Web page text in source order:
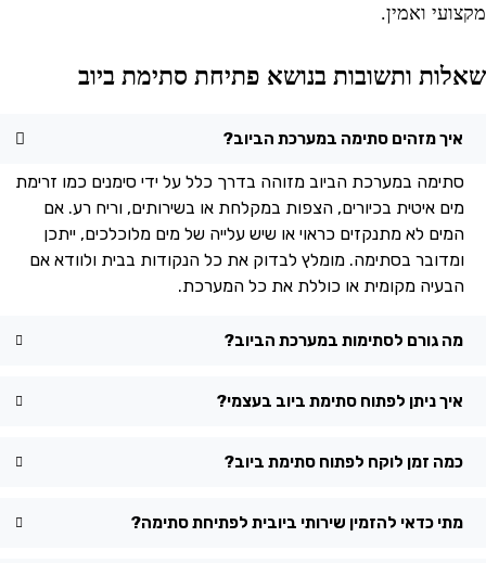
ואמין.
ותשובות בנושא פתיחת סתימת ביוב
איך מזהים סתימה במערכת הביוב?
סתימה במערכת הביוב מזוהה בדרך כלל על ידי סימנים כמו זרימת
מים איטית בכיורים, הצפות במקלחת או בשירותים, וריח רע. אם
המים לא מתנקזים כראוי או שיש עלייה של מים מלוכלכים, ייתכן
ומדובר בסתימה. מומלץ לבדוק את כל הנקודות בבית ולוודא אם
הבעיה מקומית או כוללת את כל המערכת.
מה גורם לסתימות במערכת הביוב?
איך ניתן לפתוח סתימת ביוב בעצמי?
כמה זמן לוקח לפתוח סתימת ביוב?
מתי כדאי להזמין שירותי ביובית לפתיחת סתימה?